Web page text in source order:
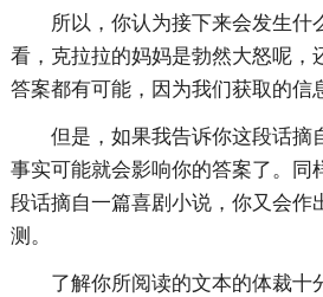
所以，你认为接下来会发生什
看，克拉拉的妈妈是勃然大怒呢，
答案都有可能，因为我们获取的信
但是，如果我告诉你这段话摘
事实可能就会影响你的答案了。同
段话摘自一篇喜剧小说，你又会作
测。
了解你所阅读的文本的体裁十